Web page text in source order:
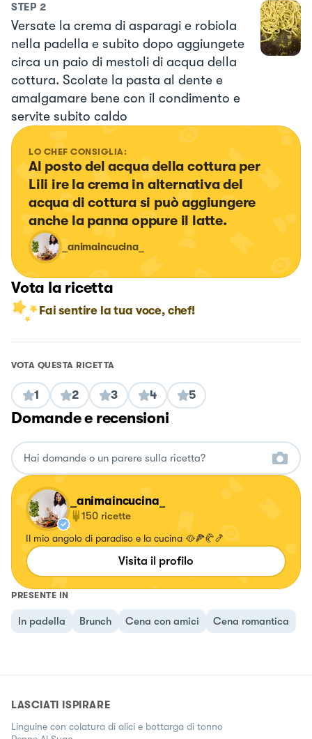
STEP 2
Versate la crema di asparagi e robiola
nella padella e subito dopo aggiungete
circa un paio di mestoli di acqua della
cottura. Scolate la pasta al dente e
amalgamare bene con il condimento e
servite subito caldo
LO CHEF CONSIGLIA:
Al posto del acqua della cottura per
Lili ire la crema in alternativa del
acqua di cottura si può aggiungere
anche la panna oppure il latte.
_animaincucina_
Vota la ricetta
Fai sentire la tua voce, chef!
VOTA QUESTA RICETTA
1 2 3 4 5
Domande e recensioni
_animaincucina_
150 ricette
Il mio angolo di paradiso e la cucina 🥘🍕🥐🍤
Visita il profilo
PRESENTE IN
In padella Brunch Cena con amici Cena romantica
LASCIATI ISPIRARE
Linguine con colatura di alici e bottarga di tonno